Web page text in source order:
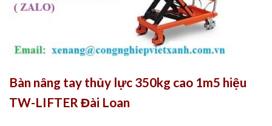
Bàn nâng tay thủy lực 350kg cao 1m5 hiệu
TW-LIFTER Đài Loan